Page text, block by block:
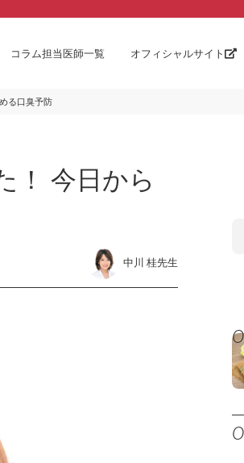
コラム担当医師一覧 オフィシャルサイト
る口臭予防
！ 今日から
中川 桂先生